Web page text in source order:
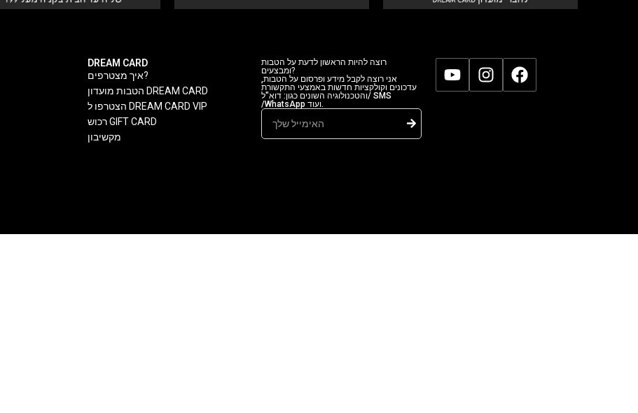
DREAM CARD
איך מצטרפים?
הטבות מועדון DREAM CARD
הצטרפו ל DREAM CARD VIP
רכוש GIFT CARD
מקשיבון
רוצה להיות הראשון לדעת על הטבות
ומבצעים?
אני רוצה לקבל מידע ופרסום על הטבות,
עדכונים וקולקציות חדשות באמצעי התקשורת
והטכנולוגיה השונים כגון: דוא"ל/ SMS
/WhatsApp ועוד.